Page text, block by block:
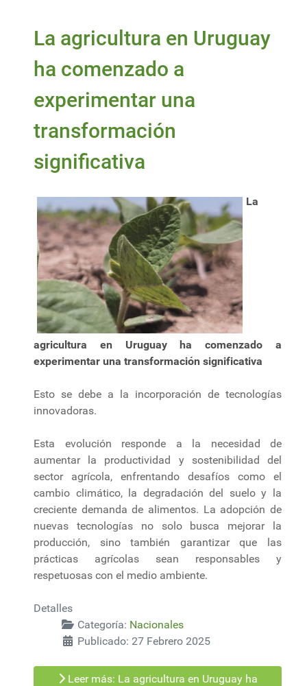
La agricultura en Uruguay
ha comenzado a
experimentar una
transformación
significativa
La
agricultura en Uruguay ha comenzado a
experimentar una transformación significativa
Esto se debe a la incorporación de tecnologías
innovadoras.
Esta evolución responde a la necesidad de
aumentar la productividad y sostenibilidad del
sector agrícola, enfrentando desafíos como el
cambio climático, la degradación del suelo y la
creciente demanda de alimentos. La adopción de
nuevas tecnologías no solo busca mejorar la
producción, sino también garantizar que las
prácticas agrícolas sean responsables y
respetuosas con el medio ambiente.
Detalles
Categoría: Nacionales
Publicado: 27 Febrero 2025
Leer más: La agricultura en Uruguay ha